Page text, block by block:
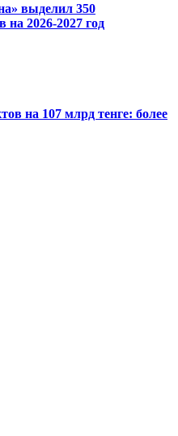
выделил 350
на 2026-2027 год
на 107 млрд тенге: более